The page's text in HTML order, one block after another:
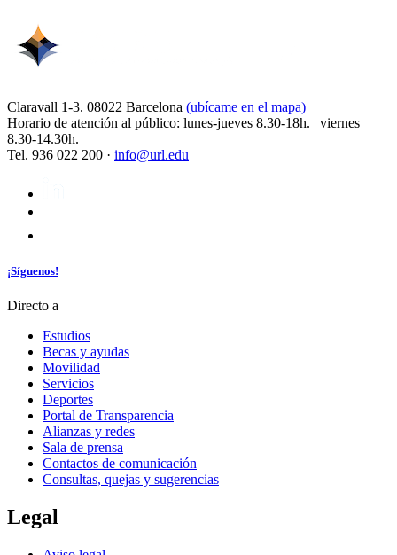
Claravall 1-3. 08022 Barcelona (ubícame en el mapa)
Horario de atención al público: lunes-jueves 8.30-18h. | viernes
8.30-14.30h.
Tel. 936 022 200 · info@url.edu
¡Síguenos!
Directo a
Estudios
Becas y ayudas
Movilidad
Servicios
Deportes
Portal de Transparencia
Alianzas y redes
Sala de prensa
Contactos de comunicación
Consultas, quejas y sugerencias
Legal